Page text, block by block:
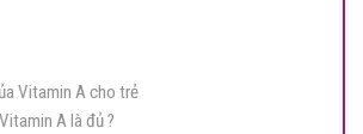
Vitamin A cho trẻ
A là đủ ?